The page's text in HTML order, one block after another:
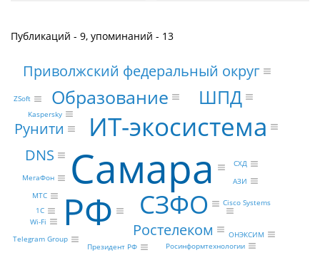
Публикаций - 9, упоминаний - 13
Самара
РФ
ИТ-экосистема
СЗФО
ШПД
Образование
Ростелеком
Рунити
DNS
Приволжский федеральный округ
Kaspersky
МегаФон
Cisco Systems
МТС
1С
Telegram Group
ОНЭКСИМ
Президент РФ
Росинформтехнологии
АЗИ
Wi-Fi
СХД
ZSoft